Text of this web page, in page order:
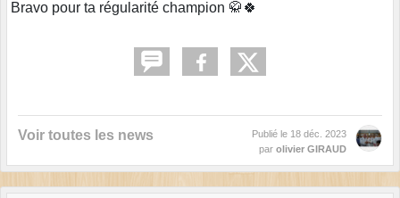
Bravo pour ta régularité champion 🥋🍀
Voir toutes les news Publié le 18 déc. 2023
par olivier GIRAUD